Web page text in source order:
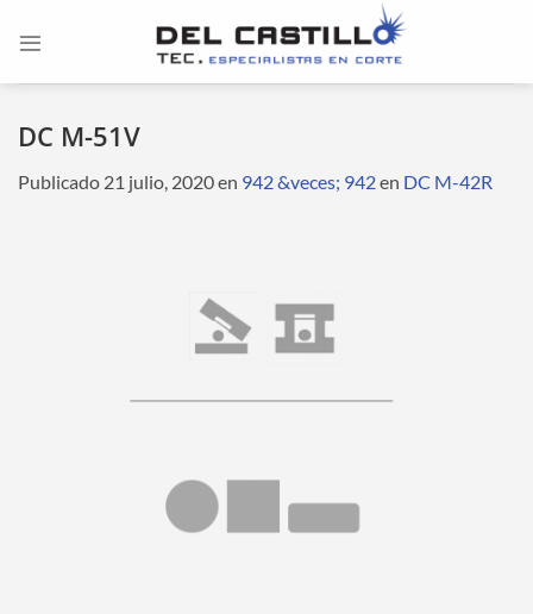
DC M-51V
Publicado 21 julio, 2020en 942 &veces; 942en DC M-42R